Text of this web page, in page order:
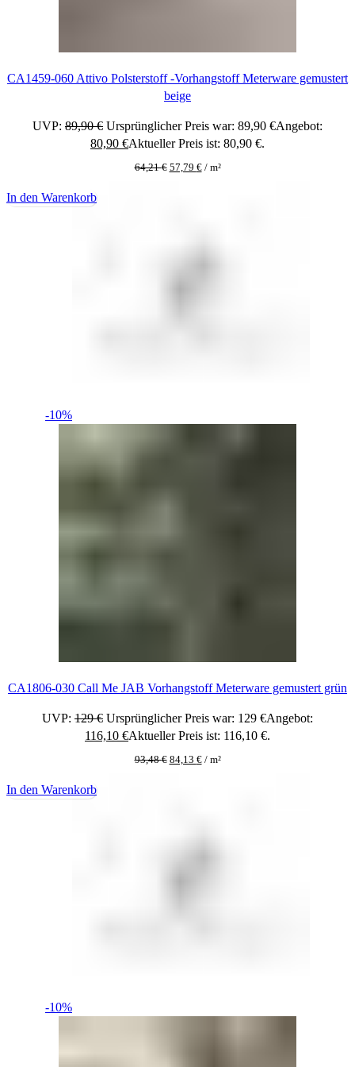
CA1459-060 Attivo Polsterstoff -Vorhangstoff Meterware gemustert
beige
UVP: 89,90€ Ursprünglicher Preis war: 89,90 €Angebot:
80,90 €Aktueller Preis ist: 80,90 €.
64,21€ 57,79 €/ m²
-10%
In den Warenkorb
CA1806-030 Call Me JAB Vorhangstoff Meterware gemustert grün
UVP: 129€ Ursprünglicher Preis war: 129 €Angebot:
116,10 €Aktueller Preis ist: 116,10 €.
93,48€ 84,13 €/ m²
-10%
In den Warenkorb